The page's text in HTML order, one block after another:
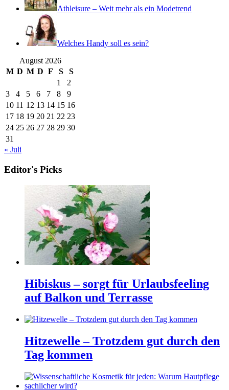
Athleisure – Weit mehr als ein Modetrend
Welches Handy soll es sein?
August 2026
M D M D F S
S
1
2
3
4 5 6 7 8
9
10 11 12 13 14 15 16
17 18 19 20 21 22 23
24 25 26 27 28 29 30
31
« Juli
Editor's Picks
Hibiskus – sorgt für Urlaubsfeeling
auf Balkon und Terrasse
Hitzewelle – Trotzdem gut durch den
Tag kommen